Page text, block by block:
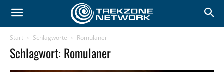
Start Schlagworte Romulaner
Schlagwort: Romulaner